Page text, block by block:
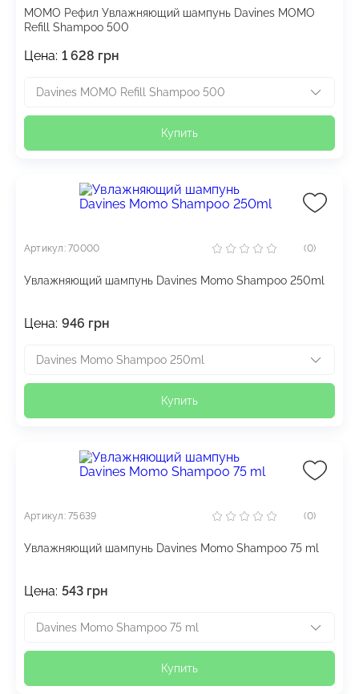
МОМО Рефил Увлажняющий шампунь Davines MOMO
Refill Shampoo 500
Цена: 1 628 грн
Davines MOMO Refill Shampoo 500
Купить
Артикул: 70000 (0)
Увлажняющий шампунь Davines Momo Shampoo 250ml
Цена: 946 грн
Davines Momo Shampoo 250ml
Купить
Артикул: 75639 (0)
Увлажняющий шампунь Davines Momo Shampoo 75 ml
Цена: 543 грн
Davines Momo Shampoo 75 ml
Купить